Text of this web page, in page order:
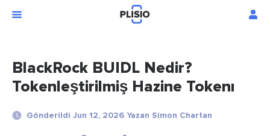
BlackRock BUIDL Nedir?
Tokenleştirilmiş Hazine Tokenı
Gönderildi Jun 12, 2026 Yazan Simon Chartan